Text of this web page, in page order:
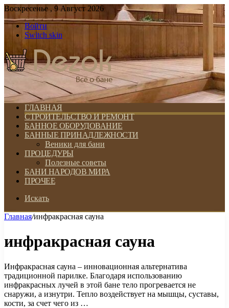
Воскресенье , 9 Август 2026
Войти
Switch skin
ГЛАВНАЯ
СТРОИТЕЛЬСТВО И РЕМОНТ
БАННОЕ ОБОРУДОВАНИЕ
БАННЫЕ ПРИНАДЛЕЖНОСТИ
Веники для бани
ПРОЦЕДУРЫ
Полезные советы
БАНИ НАРОДОВ МИРА
ПРОЧЕЕ
Искать
Главная/инфракрасная сауна
инфракрасная сауна
Инфракрасная сауна – инновационная альтернатива
традиционной парилке. Благодаря использованию
инфракрасных лучей в этой бане тело прогревается не
снаружи, а изнутри. Тепло воздействует на мышцы, суставы,
кости, за счет чего из …